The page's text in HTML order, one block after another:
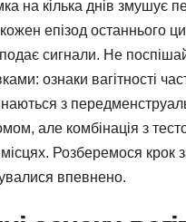
на кілька днів змушує
епізод останнього
сигнали. Не
ознаки вагітності
з
але комбінація з
Розберемося крок
впевнено.